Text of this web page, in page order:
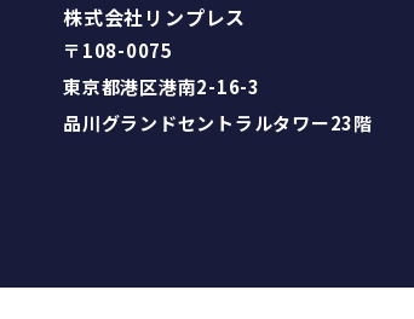
株式会社リンプレス
〒108-0075
東京都港区港南2-16-3
品川グランドセントラルタワー23階